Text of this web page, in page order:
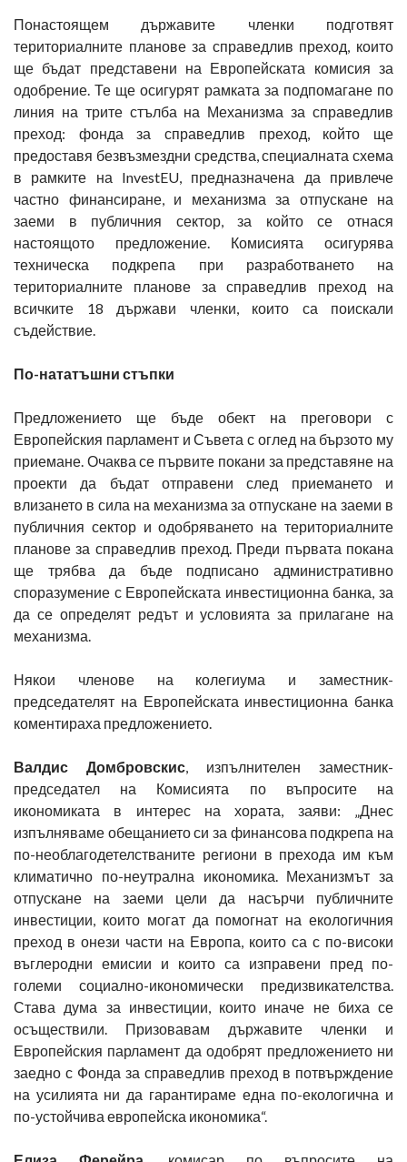
Понастоящем държавите членки подготвят
териториалните планове за справедлив преход, които
ще бъдат представени на Европейската комисия за
одобрение. Те ще осигурят рамката за подпомагане по
линия на трите стълба на Механизма за справедлив
преход: фонда за справедлив преход, който ще
предоставя безвъзмездни средства, специалната схема
в рамките на InvestEU, предназначена да привлече
частно финансиране, и механизма за отпускане на
заеми в публичния сектор, за който се отнася
настоящото предложение. Комисията осигурява
техническа подкрепа при разработването на
териториалните планове за справедлив преход на
всичките 18 държави членки, които са поискали
съдействие.
По-нататъшни стъпки
Предложението ще бъде обект на преговори с
Европейския парламент и Съвета с оглед на бързото му
приемане. Очаква се първите покани за представяне на
проекти да бъдат отправени след приемането и
влизането в сила на механизма за отпускане на заеми в
публичния сектор и одобряването на териториалните
планове за справедлив преход. Преди първата покана
ще трябва да бъде подписано административно
споразумение с Европейската инвестиционна банка, за
да се определят редът и условията за прилагане на
механизма.
Някои членове на колегиума и заместник-
председателят на Европейската инвестиционна банка
коментираха предложението.
Валдис Домбровскис, изпълнителен заместник-
председател на Комисията по въпросите на
икономиката в интерес на хората, заяви: „Днес
изпълняваме обещанието си за финансова подкрепа на
по-необлагодетелстваните региони в прехода им към
климатично по-неутрална икономика. Механизмът за
отпускане на заеми цели да насърчи публичните
инвестиции, които могат да помогнат на екологичния
преход в онези части на Европа, които са с по-високи
въглеродни емисии и които са изправени пред по-
големи социално-икономически предизвикателства.
Става дума за инвестиции, които иначе не биха се
осъществили. Призовавам държавите членки и
Европейския парламент да одобрят предложението ни
заедно с Фонда за справедлив преход в потвърждение
на усилията ни да гарантираме една по-екологична и
по-устойчива европейска икономика“.